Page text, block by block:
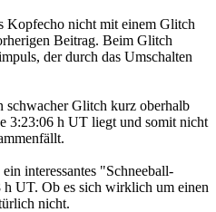
Kopfecho nicht mit einem Glitch
Beitrag. Beim Glitch
der durch das Umschalten
schwacher Glitch kurz oberhalb
3:23:06 h UT liegt und somit nicht
interessantes "Schneeball-
UT. Ob es sich wirklich um einen
nicht.